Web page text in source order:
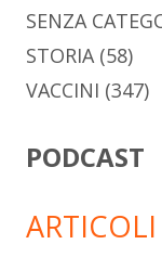
SENZA
STORIA (58)
VACCINI (347)
PODCAST